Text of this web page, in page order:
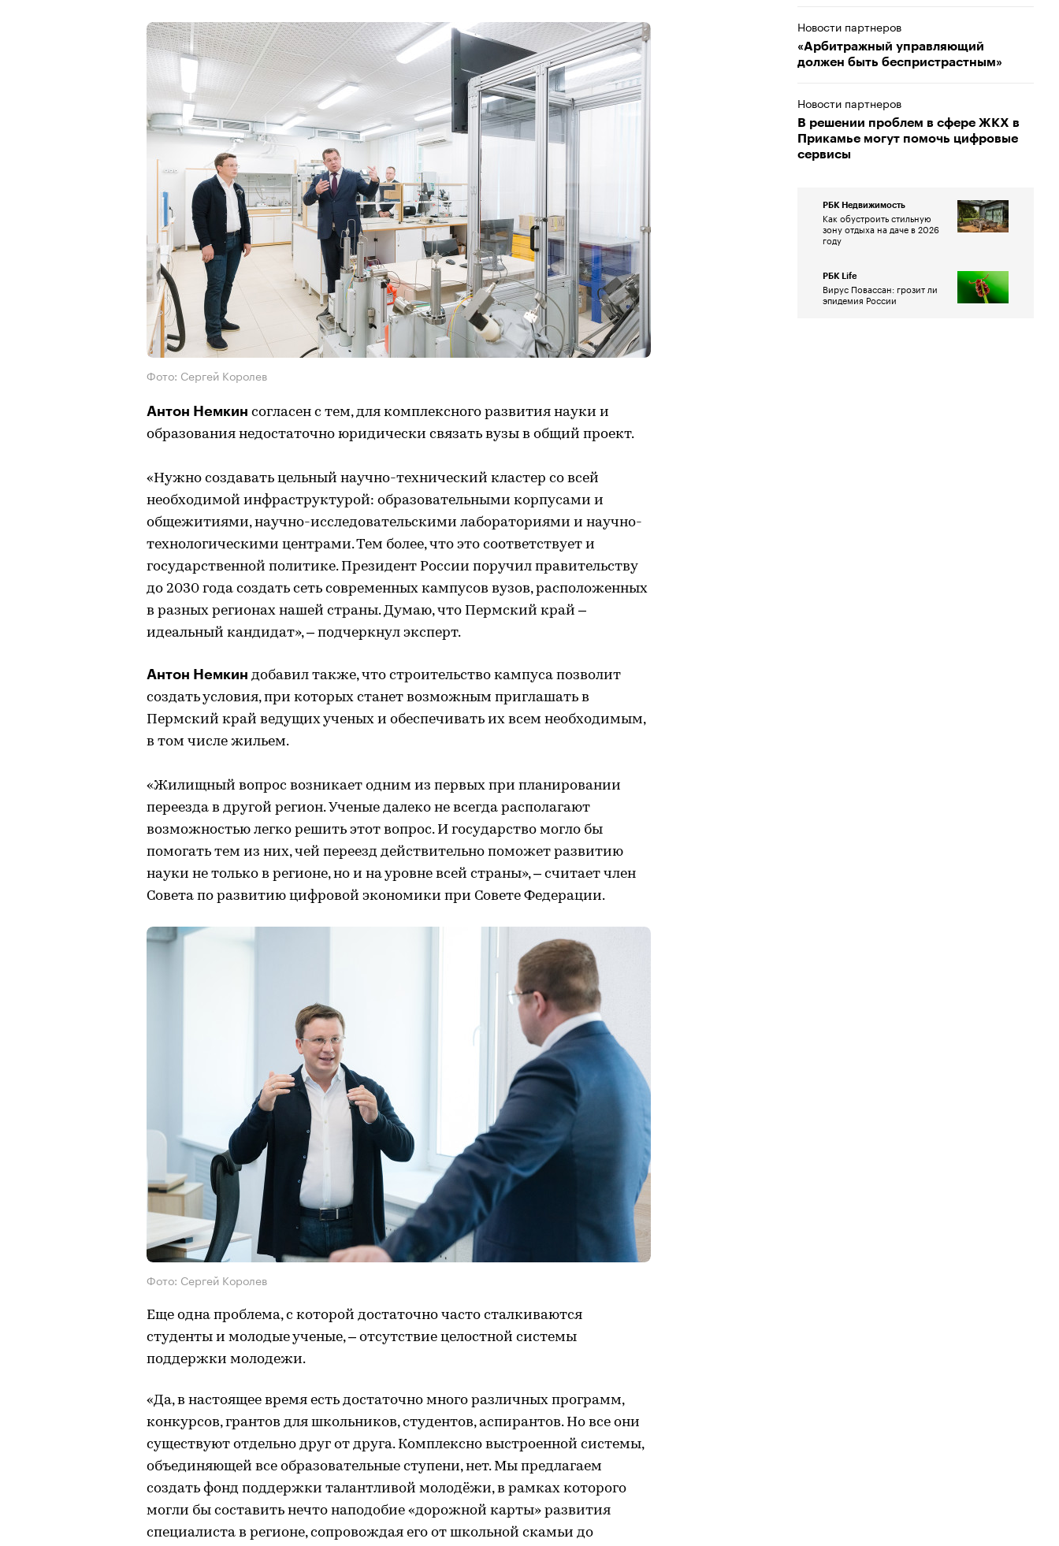
Фото: Сергей Королев
Антон Немкин согласен с тем, для комплексного развития науки и
образования недостаточно юридически связать вузы в общий проект.
«Нужно создавать цельный научно-технический кластер со всей
необходимой инфраструктурой: образовательными корпусами и
общежитиями, научно-исследовательскими лабораториями и научно-
технологическими центрами. Тем более, что это соответствует и
государственной политике. Президент России поручил правительству
до 2030 года создать сеть современных кампусов вузов, расположенных
в разных регионах нашей страны. Думаю, что Пермский край –
идеальный кандидат», – подчеркнул эксперт.
Антон Немкин добавил также, что строительство кампуса позволит
создать условия, при которых станет возможным приглашать в
Пермский край ведущих ученых и обеспечивать их всем необходимым,
в том числе жильем.
«Жилищный вопрос возникает одним из первых при планировании
переезда в другой регион. Ученые далеко не всегда располагают
возможностью легко решить этот вопрос. И государство могло бы
помогать тем из них, чей переезд действительно поможет развитию
науки не только в регионе, но и на уровне всей страны», – считает член
Совета по развитию цифровой экономики при Совете Федерации.
Фото: Сергей Королев
Еще одна проблема, с которой достаточно часто сталкиваются
студенты и молодые ученые, – отсутствие целостной системы
поддержки молодежи.
«Да, в настоящее время есть достаточно много различных программ,
конкурсов, грантов для школьников, студентов, аспирантов. Но все они
существуют отдельно друг от друга. Комплексно выстроенной системы,
объединяющей все образовательные ступени, нет. Мы предлагаем
создать фонд поддержки талантливой молодёжи, в рамках которого
могли бы составить нечто наподобие «дорожной карты» развития
специалиста в регионе, сопровождая его от школьной скамьи до
Новости партнеров
«Арбитражный управляющий
должен быть беспристрастным»
Новости партнеров
В решении проблем в сфере ЖКХ в
Прикамье могут помочь цифровые
сервисы
РБК Недвижимость
Как обустроить стильную
зону отдыха на даче в 2026
году
РБК Life
Вирус Повассан: грозит ли
эпидемия России